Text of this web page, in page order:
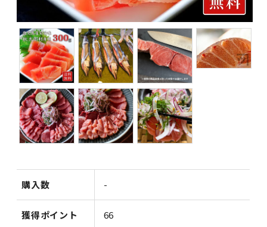
購入数 -
獲得ポイント 66